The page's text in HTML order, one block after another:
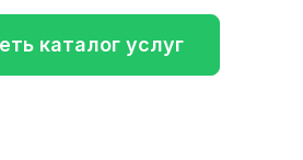
каталог услуг